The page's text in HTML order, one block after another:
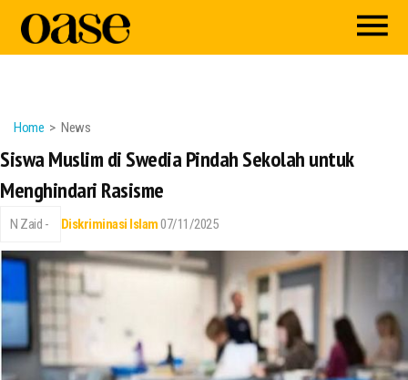
Home News
Siswa Muslim di Swedia Pindah Sekolah untuk
Menghindari Rasisme
N Zaid - Diskriminasi Islam07/11/2025